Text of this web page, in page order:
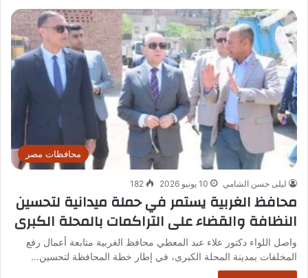
محافظات مصر
ليلى حسن الشامي 10 يونيو 2026 182
محافظ الغربية يستمر في حملة ميدانية لتحسين
النظافة والقضاء على التراكمات بالمحلة الكبرى
واصل اللواء دكتور علاء عبد المعطي محافظ الغربية متابعة أعمال رفع
المخلفات بمدينة المحلة الكبرى، في إطار خطة المحافظة لتحسين…